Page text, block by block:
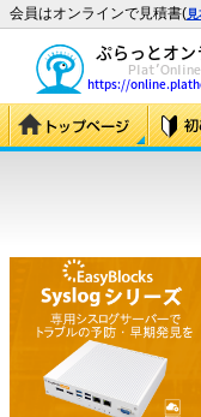
会員はオンラインで見積書(